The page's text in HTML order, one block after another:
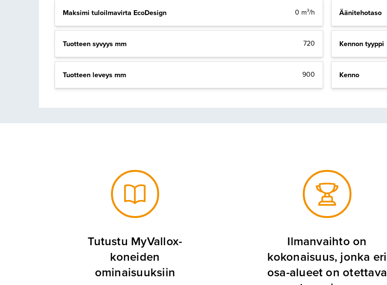
Maksimi tuloilmavirta EcoDesign 0 m³/h
Tuotteen syvyys mm 720
Tuotteen leveys mm 900
Äänitehotaso
Kennon tyyppi
Kenno
Tutustu MyVallox-
koneiden
ominaisuuksiin
Ilmanvaihto on
kokonaisuus, jonka eri
osa-alueet on otettava